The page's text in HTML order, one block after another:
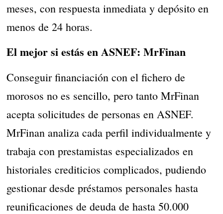
meses, con respuesta inmediata y depósito en
menos de 24 horas.
El mejor si estás en ASNEF: MrFinan
Conseguir financiación con el fichero de
morosos no es sencillo, pero tanto MrFinan
acepta solicitudes de personas en ASNEF.
MrFinan analiza cada perfil individualmente y
trabaja con prestamistas especializados en
historiales crediticios complicados, pudiendo
gestionar desde préstamos personales hasta
reunificaciones de deuda de hasta 50.000